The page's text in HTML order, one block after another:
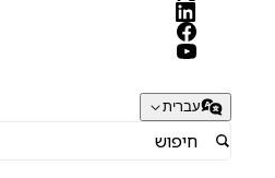
עברית